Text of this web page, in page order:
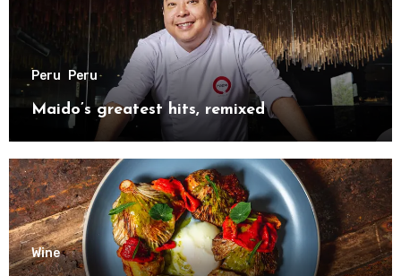
Peru Peru
Maido’s greatest hits, remixed
Wine